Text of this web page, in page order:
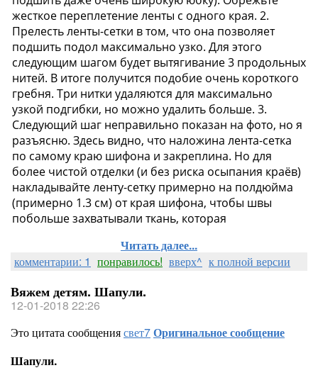
Читать далее...
комментарии: 1 понравилось! вверх^ к полной версии
Вяжем детям. Шапули.
12-01-2018 22:26
Это цитата сообщениясвет7Оригинальное сообщение
Шапули.